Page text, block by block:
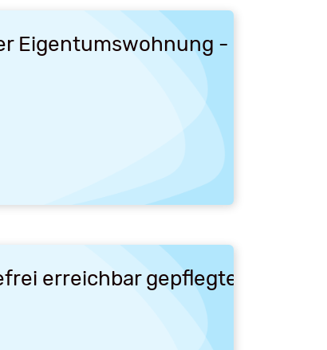
Eigentumswohnung - mit
erreichbar gepflegte 2